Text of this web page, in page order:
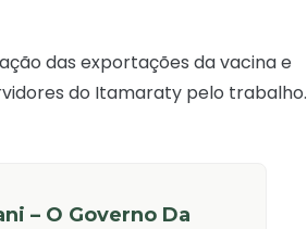
das exportações da vacina e
do Itamaraty pelo trabalho.
– O Governo Da